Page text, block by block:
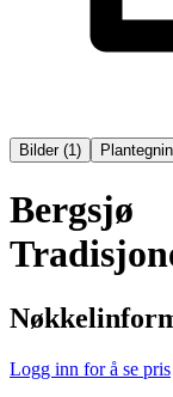
Bilder(1)
Bergsjø
Logg inn for å se pris